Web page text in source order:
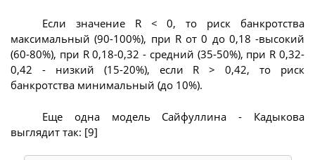
Если значение R < 0, то риск банкротства
максимальный (90-100%), при R от 0 до 0,18 -высокий
(60-80%), при R 0,18-0,32 - средний (35-50%), при R 0,32-
0,42 - низкий (15-20%), если R > 0,42, то риск
банкротства минимальный (до 10%).
Еще одна модель Сайфуллина - Кадыкова
выглядит так: [9]